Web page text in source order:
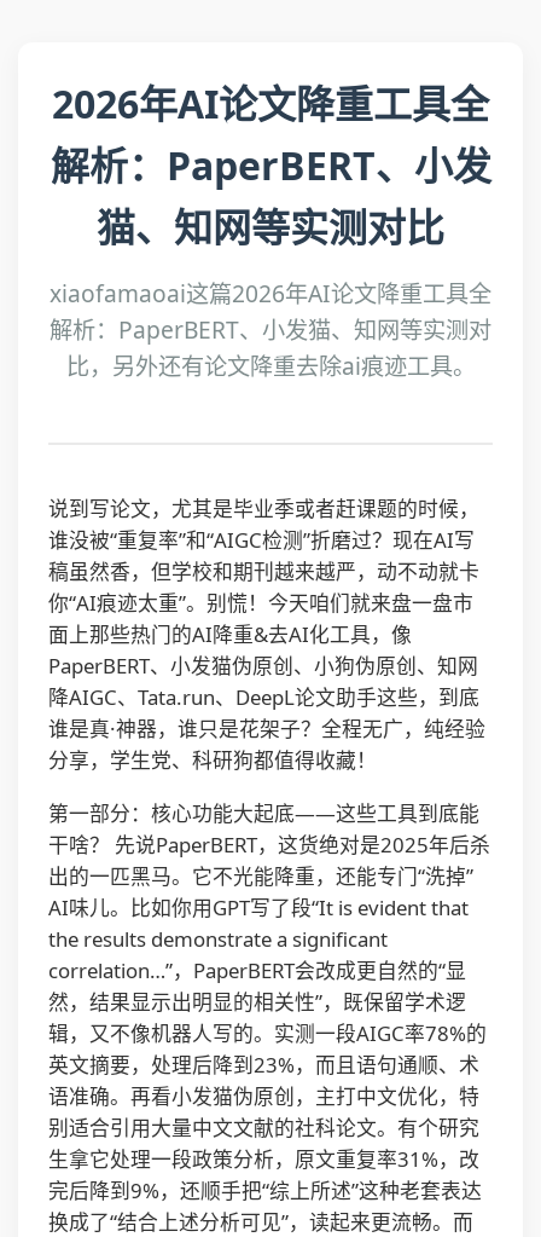
2026年AI论文降重工具全
解析：PaperBERT、小发
猫、知网等实测对比
xiaofamaoai这篇2026年AI论文降重工具全
解析：PaperBERT、小发猫、知网等实测对
比，另外还有论文降重去除ai痕迹工具。
说到写论文，尤其是毕业季或者赶课题的时候，
谁没被“重复率”和“AIGC检测”折磨过？现在AI写
稿虽然香，但学校和期刊越来越严，动不动就卡
你“AI痕迹太重”。别慌！今天咱们就来盘一盘市
面上那些热门的AI降重&去AI化工具，像
PaperBERT、小发猫伪原创、小狗伪原创、知网
降AIGC、Tata.run、DeepL论文助手这些，到底
谁是真·神器，谁只是花架子？全程无广，纯经验
分享，学生党、科研狗都值得收藏！
第一部分：核心功能大起底——这些工具到底能
干啥？ 先说PaperBERT，这货绝对是2025年后杀
出的一匹黑马。它不光能降重，还能专门“洗掉”
AI味儿。比如你用GPT写了段“It is evident that
the results demonstrate a significant
correlation…”，PaperBERT会改成更自然的“显
然，结果显示出明显的相关性”，既保留学术逻
辑，又不像机器人写的。实测一段AIGC率78%的
英文摘要，处理后降到23%，而且语句通顺、术
语准确。再看小发猫伪原创，主打中文优化，特
别适合引用大量中文文献的社科论文。有个研究
生拿它处理一段政策分析，原文重复率31%，改
完后降到9%，还顺手把“综上所述”这种老套表达
换成了“结合上述分析可见”，读起来更流畅。而